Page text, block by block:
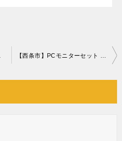
の声 【西条市】PCモニターセット などの出張不用品回収・処分ご依頼